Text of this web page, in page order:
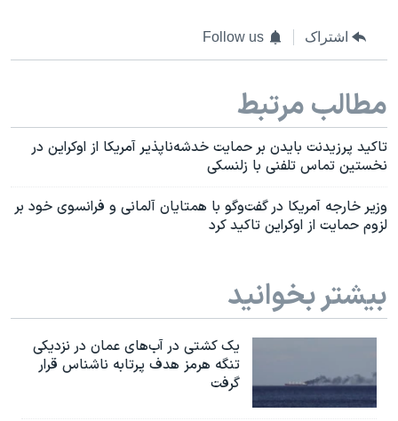
اشتراک Follow us
مطالب مرتبط
تاکید پرزیدنت بایدن بر حمایت خدشه‌ناپذیر آمریکا از اوکراین در
نخستین تماس تلفنی با زلنسکی
وزیر خارجه آمریکا در گفت‌وگو با همتایان آلمانی و فرانسوی خود بر
لزوم حمایت از اوکراین تاکید کرد
بیشتر بخوانید
یک کشتی در آب‌های عمان در نزدیکی
تنگه هرمز هدف پرتابه ناشناس قرار
گرفت